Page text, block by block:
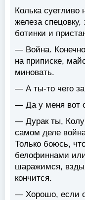
Колька
железа
ботинки и
— Война.
на приписке,
миновать.
— А ты-то чего
— Да у меня вот
— Дурак ты,
самом деле
Только боюсь,
белофиннами
шаражимся,
кончится.
— Хорошо, если